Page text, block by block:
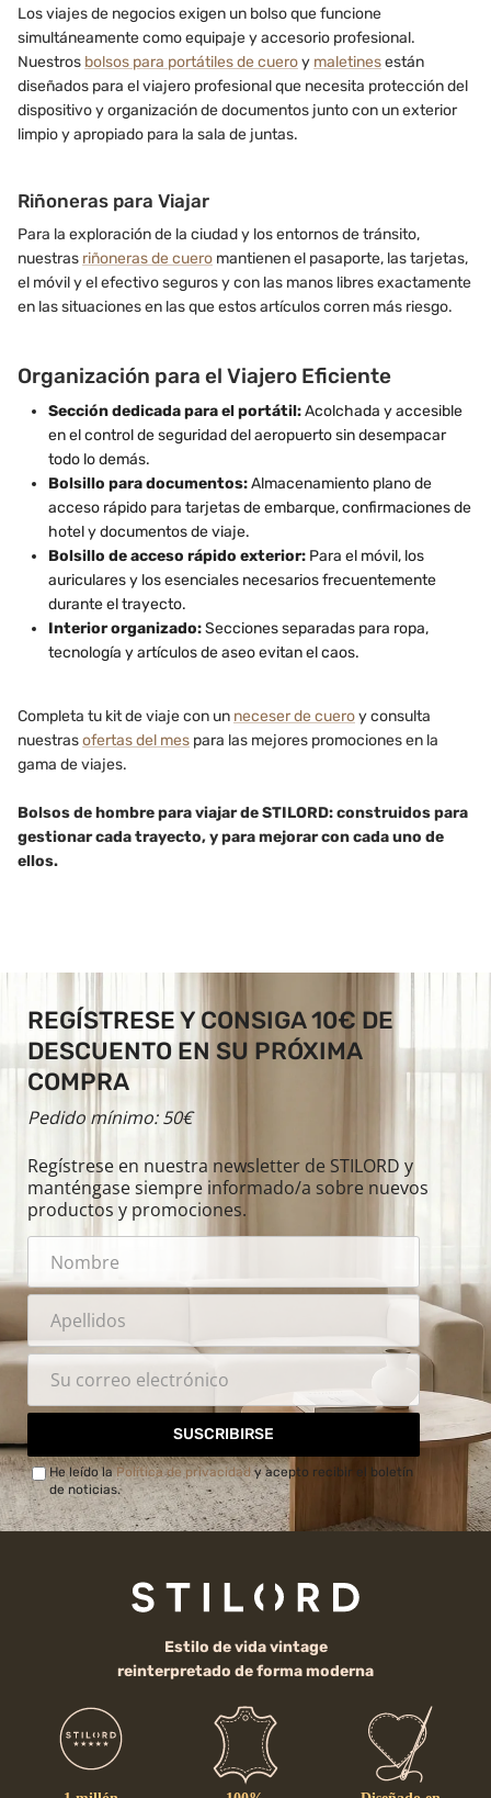
Los viajes de negocios exigen un bolso que funcione
simultáneamente como equipaje y accesorio profesional.
Nuestros bolsos para portátiles de cueroy maletinesestán
diseñados para el viajero profesional que necesita protección del
dispositivo y organización de documentos junto con un exterior
limpio y apropiado para la sala de juntas.
Riñoneras para Viajar
Para la exploración de la ciudad y los entornos de tránsito,
nuestras riñoneras de cuero mantienen el pasaporte, las tarjetas,
el móvil y el efectivo seguros y con las manos libres exactamente
en las situaciones en las que estos artículos corren más riesgo.
Organización para el Viajero Eficiente
Sección dedicada para el portátil:Acolchada y accesible
en el control de seguridad del aeropuerto sin desempacar
todo lo demás.
Bolsillo para documentos:Almacenamiento plano de
acceso rápido para tarjetas de embarque, confirmaciones de
hotel y documentos de viaje.
Bolsillo de acceso rápido exterior: Para el móvil, los
auriculares y los esenciales necesarios frecuentemente
durante el trayecto.
Interior organizado:Secciones separadas para ropa,
tecnología y artículos de aseo evitan el caos.
Completa tu kit de viaje con un neceser de cueroy consulta
nuestrasofertas del mes para las mejores promociones en la
gama de viajes.
Bolsos de hombre para viajar de STILORD: construidos para
gestionar cada trayecto, y para mejorar con cada uno de
ellos.
REGÍSTRESE Y CONSIGA 10€ DE
DESCUENTO EN SU PRÓXIMA
COMPRA
Pedido mínimo: 50€
Regístrese en nuestra newsletter de STILORD y
manténgase siempre informado/a sobre nuevos
productos y promociones.
SUSCRIBIRSE
He leído laPolítica de privacidady acepto recibir el boletín
de noticias.
Estilo de vida vintage
reinterpretado de forma moderna